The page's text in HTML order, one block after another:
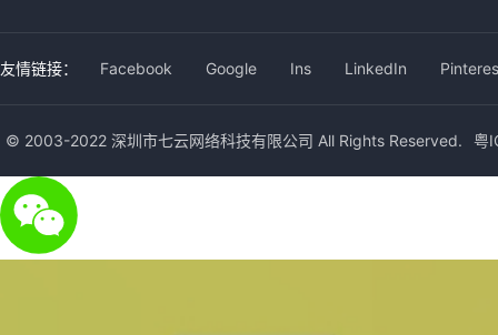
友情链接： Facebook Google Ins LinkedIn
© 2003-2022 深圳市七云网络科技有限公司 All Rights Reserved. 粤